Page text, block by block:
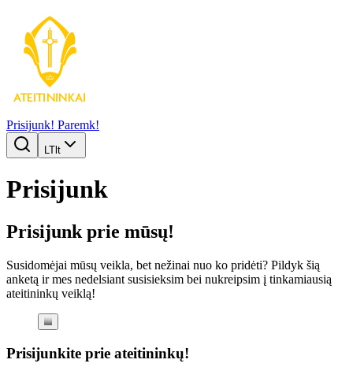
Prisijunk! Paremk!
LT lt
Prisijunk
Prisijunk prie mūsų!
Susidomėjai mūsų veikla, bet nežinai nuo ko pridėti? Pildyk šią
anketą ir mes nedelsiant susisieksim bei nukreipsim į tinkamiausią
ateitininkų veiklą!
Prisijunkite prie ateitininkų!